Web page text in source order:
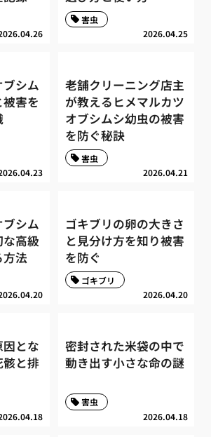
2026.04.25
害虫
ブシム
害を
老舗クリーニング店主
が教えるヒメマルカツ
オブシムシ幼虫の被害
を防ぐ秘訣
2026.04.21
害虫
ブシム
高級
法
ゴキブリの卵の大きさ
と見分け方を知り被害
を防ぐ
2026.04.20
ゴキブリ
とな
骸と排
密封された米袋の中で
動き出す小さな命の謎
2026.04.18
害虫